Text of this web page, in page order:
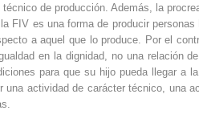
de producción. Además, la
FIV es una forma de producir
a aquel que lo produce. Por el
en la dignidad, no una relación
para que su hijo pueda llegar a
actividad de carácter técnico, una